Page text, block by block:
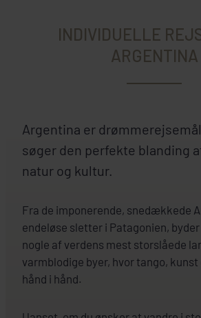
INDIVIDUELLE
ARGENTINA
Argentina er
søger den perfekte blanding
natur og kultur.
Fra de imponerende, snedækkede
endeløse sletter i Patagonien,
nogle af verdens mest storslåede
varmblodige byer, hvor tango,
hånd i hånd.